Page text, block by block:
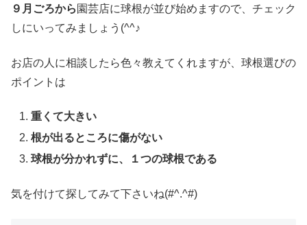
９月ごろから 園芸店に球根が並び始めますので、チェック
しにいってみましょう(^^♪
お店の人に相談したら色々教えてくれますが、球根選びの
ポイントは
重くて大きい
根が出るところに傷がない
球根が分かれずに、１つの球根である
気を付けて探してみて下さいね(#^.^#)